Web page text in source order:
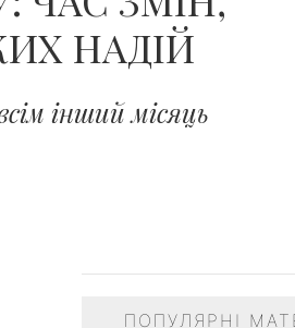
НАДІЙ
інший місяць
ПОПУЛЯРНІ